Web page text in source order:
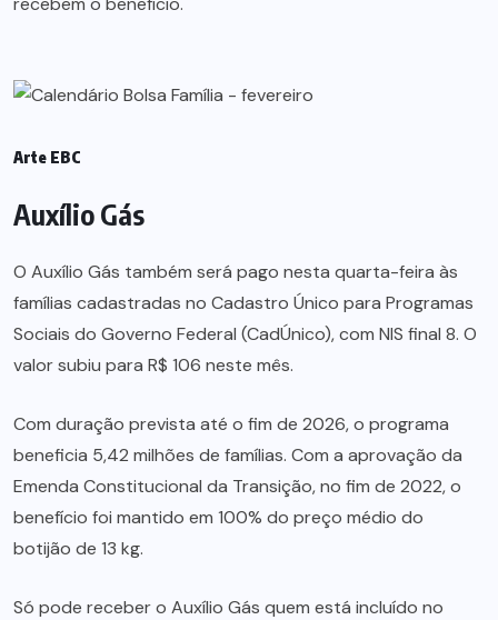
Arte EBC
Auxílio Gás
O Auxílio Gás também será pago nesta quarta-feira às
famílias cadastradas no Cadastro Único para Programas
Sociais do Governo Federal (CadÚnico), com NIS final 8. O
valor subiu para R$ 106 neste mês.
Com duração prevista até o fim de 2026, o programa
beneficia 5,42 milhões de famílias. Com a aprovação da
Emenda Constitucional da Transição, no fim de 2022, o
benefício foi mantido em 100% do preço médio do
botijão de 13 kg.
Só pode receber o Auxílio Gás quem está incluído no